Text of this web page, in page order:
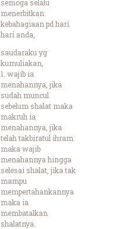
semoga selalu
menerbitkan
kebahagiaan pd hari
hari anda,
saudaraku yg
kumuliakan,
1. wajib ia
menahannya, jika
sudah muncul
sebelum shalat maka
makruh ia
menahannya, jika
telah takbiratul ihram
maka wajib
menahannya hingga
selesai shalat, jika tak
mampu
mempertahankannya
maka ia
membatalkan
shalatnya.